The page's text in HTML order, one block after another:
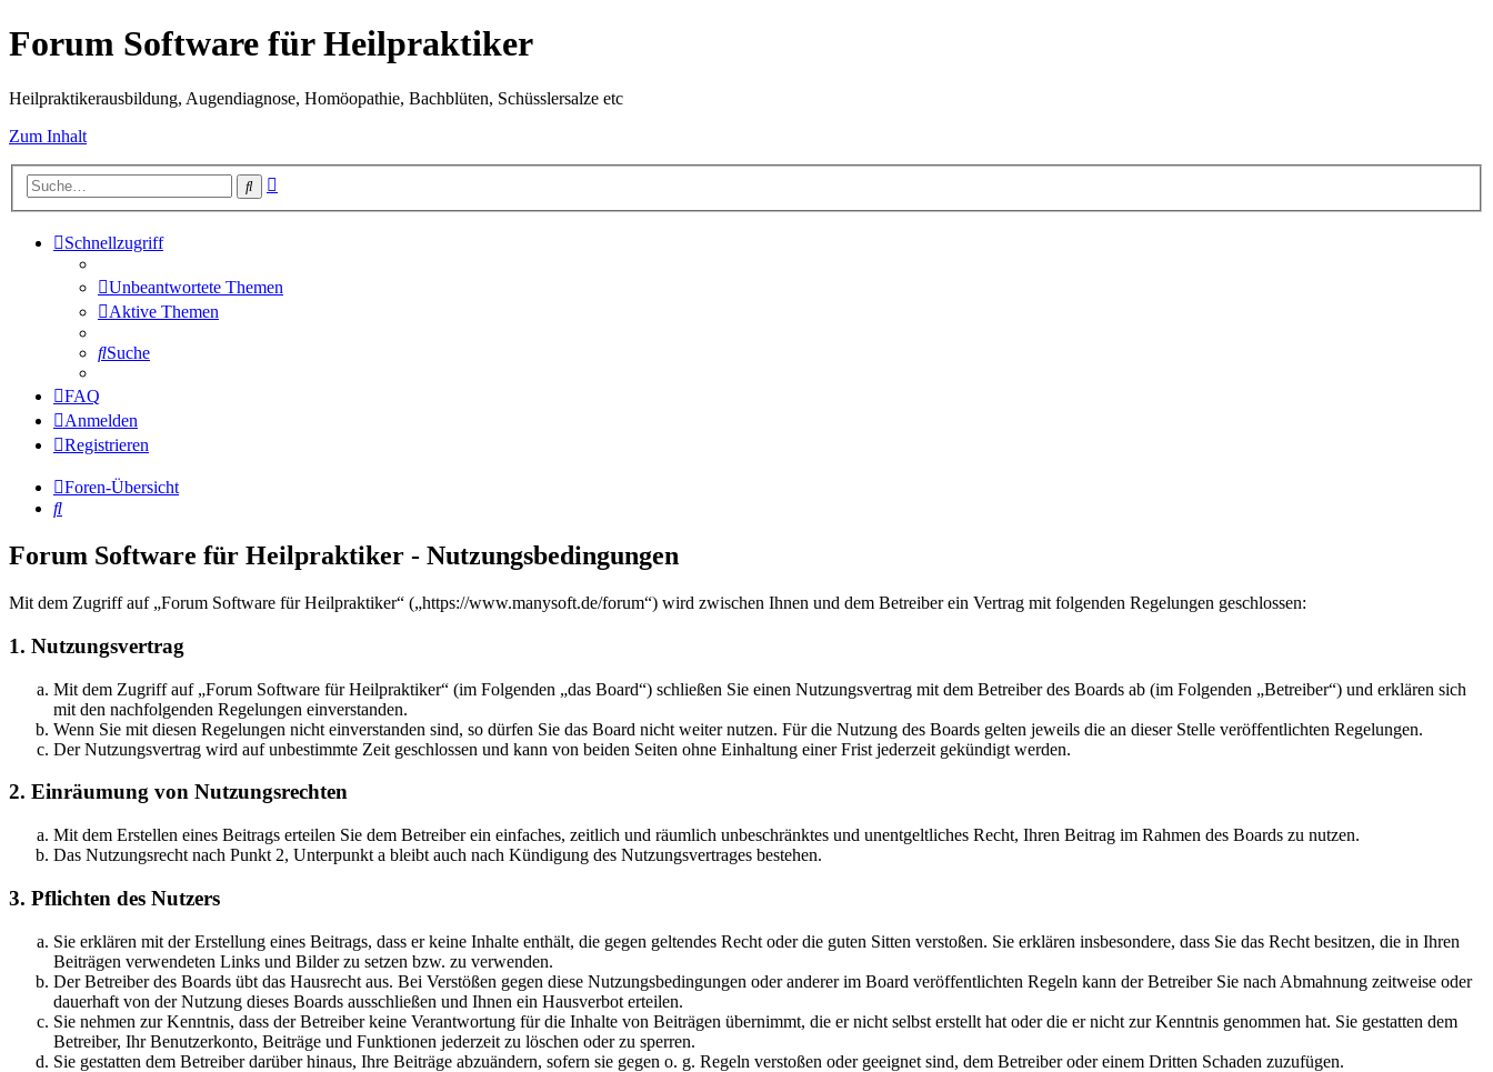
Forum Software für Heilpraktiker
Heilpraktikerausbildung, Augendiagnose, Homöopathie, Bachblüten, Schüsslersalze etc
Zum Inhalt
Suche
Schnellzugriff
Unbeantwortete Themen
Aktive Themen
Suche
FAQ
Anmelden
Registrieren
Foren-Übersicht
Suche
Forum Software für Heilpraktiker - Nutzungsbedingungen
Mit dem Zugriff auf „Forum Software für Heilpraktiker“ („https://www.manysoft.de/forum“) wird zwischen Ihnen und dem Betreiber ein Vertrag mit folgenden Regelungen geschlossen:
1. Nutzungsvertrag
Mit dem Zugriff auf „Forum Software für Heilpraktiker“ (im Folgenden „das Board“) schließen Sie einen Nutzungsvertrag mit dem Betreiber des Boards ab (im Folgenden „Betreiber“) und erklären sich
mit den nachfolgenden Regelungen einverstanden.
Wenn Sie mit diesen Regelungen nicht einverstanden sind, so dürfen Sie das Board nicht weiter nutzen. Für die Nutzung des Boards gelten jeweils die an dieser Stelle veröffentlichten Regelungen.
Der Nutzungsvertrag wird auf unbestimmte Zeit geschlossen und kann von beiden Seiten ohne Einhaltung einer Frist jederzeit gekündigt werden.
2. Einräumung von Nutzungsrechten
Mit dem Erstellen eines Beitrags erteilen Sie dem Betreiber ein einfaches, zeitlich und räumlich unbeschränktes und unentgeltliches Recht, Ihren Beitrag im Rahmen des Boards zu nutzen.
Das Nutzungsrecht nach Punkt 2, Unterpunkt a bleibt auch nach Kündigung des Nutzungsvertrages bestehen.
3. Pflichten des Nutzers
Sie erklären mit der Erstellung eines Beitrags, dass er keine Inhalte enthält, die gegen geltendes Recht oder die guten Sitten verstoßen. Sie erklären insbesondere, dass Sie das Recht besitzen, die in Ihren
Beiträgen verwendeten Links und Bilder zu setzen bzw. zu verwenden.
Der Betreiber des Boards übt das Hausrecht aus. Bei Verstößen gegen diese Nutzungsbedingungen oder anderer im Board veröffentlichten Regeln kann der Betreiber Sie nach Abmahnung zeitweise oder
dauerhaft von der Nutzung dieses Boards ausschließen und Ihnen ein Hausverbot erteilen.
Sie nehmen zur Kenntnis, dass der Betreiber keine Verantwortung für die Inhalte von Beiträgen übernimmt, die er nicht selbst erstellt hat oder die er nicht zur Kenntnis genommen hat. Sie gestatten dem
Betreiber, Ihr Benutzerkonto, Beiträge und Funktionen jederzeit zu löschen oder zu sperren.
Sie gestatten dem Betreiber darüber hinaus, Ihre Beiträge abzuändern, sofern sie gegen o. g. Regeln verstoßen oder geeignet sind, dem Betreiber oder einem Dritten Schaden zuzufügen.